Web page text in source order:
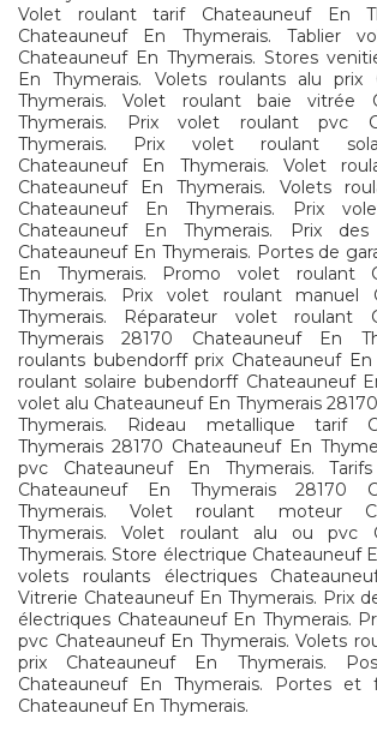
Volet roulant tarif Chateauneuf En
Chateauneuf En Thymerais. Tablier
Chateauneuf En Thymerais. Stores
En Thymerais. Volets roulants alu prix
Thymerais. Volet roulant baie vitrée
Thymerais. Prix volet roulant pvc
Thymerais. Prix volet roulant
Chateauneuf En Thymerais. Volet
Chateauneuf En Thymerais. Volets
Chateauneuf En Thymerais. Prix
Chateauneuf En Thymerais. Prix
Chateauneuf En Thymerais. Portes de
En Thymerais. Promo volet roulant
Thymerais. Prix volet roulant manuel
Thymerais. Réparateur volet roulant
Thymerais 28170 Chateauneuf En
roulants bubendorff prix Chateauneuf En
roulant solaire bubendorff Chateauneuf
volet alu Chateauneuf En Thymerais
Thymerais. Rideau metallique tarif
Thymerais 28170 Chateauneuf En
pvc Chateauneuf En Thymerais.
Chateauneuf En Thymerais 28170
Thymerais. Volet roulant moteur
Thymerais. Volet roulant alu ou pvc
Thymerais. Store électrique Chateauneuf
volets roulants électriques
Vitrerie Chateauneuf En Thymerais. Prix
électriques Chateauneuf En Thymerais.
pvc Chateauneuf En Thymerais. Volets
prix Chateauneuf En Thymerais.
Chateauneuf En Thymerais. Portes
Chateauneuf En Thymerais.